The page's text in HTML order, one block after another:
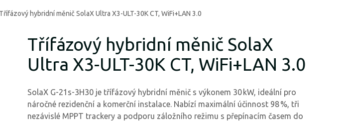
Třífázový hybridní měnič SolaX Ultra X3-ULT-30K CT, WiFi+LAN 3.0
Třífázový hybridní měnič SolaX
Ultra X3-ULT-30K CT, WiFi+LAN 3.0
SolaX G-21s-3H30 je třífázový hybridní měnič s výkonem 30 kW, ideální pro
náročné rezidenční a komerční instalace. Nabízí maximální účinnost 98 %, tři
nezávislé MPPT trackery a podporu záložního režimu s přepínacím časem do